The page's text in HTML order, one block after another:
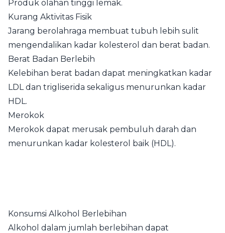
Produk olahan tinggi lemak.
Kurang Aktivitas Fisik
Jarang berolahraga membuat tubuh lebih sulit
mengendalikan kadar kolesterol dan berat badan.
Berat Badan Berlebih
Kelebihan berat badan dapat meningkatkan kadar
LDL dan trigliserida sekaligus menurunkan kadar
HDL.
Merokok
Merokok dapat merusak pembuluh darah dan
menurunkan kadar kolesterol baik (HDL).
Konsumsi Alkohol Berlebihan
Alkohol dalam jumlah berlebihan dapat